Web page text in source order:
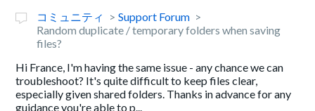
コミュニティ
Support Forum
Random duplicate / temporary folders when saving
files?
Hi France, I'm having the same issue - any chance we can
troubleshoot? It's quite difficult to keep files clear,
especially given shared folders. Thanks in advance for any
guidance you're able to p...